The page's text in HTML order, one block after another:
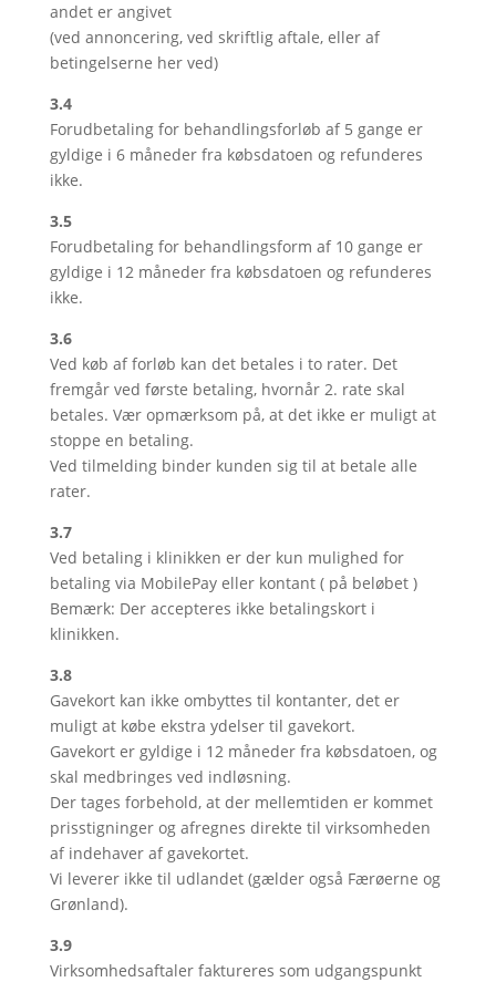
andet er angivet
(ved annoncering, ved skriftlig aftale, eller af
betingelserne her ved)
3.4
Forudbetaling for behandlingsforløb af 5 gange er
gyldige i 6 måneder fra købsdatoen og refunderes
ikke.
3.5
Forudbetaling for behandlingsform af 10 gange er
gyldige i 12 måneder fra købsdatoen og refunderes
ikke.
3.6
Ved køb af forløb kan det betales i to rater. Det
fremgår ved første betaling, hvornår 2. rate skal
betales. Vær opmærksom på, at det ikke er muligt at
stoppe en betaling.
Ved tilmelding binder kunden sig til at betale alle
rater.
3.7
Ved betaling i klinikken er der kun mulighed for
betaling via MobilePay eller kontant ( på beløbet )
Bemærk: Der accepteres ikke betalingskort i
klinikken.
3.8
Gavekort kan ikke ombyttes til kontanter, det er
muligt at købe ekstra ydelser til gavekort.
Gavekort er gyldige i 12 måneder fra købsdatoen, og
skal medbringes ved indløsning.
Der tages forbehold, at der mellemtiden er kommet
prisstigninger og afregnes direkte til virksomheden
af indehaver af gavekortet.
Vi leverer ikke til udlandet (gælder også Færøerne og
Grønland).
3.9
Virksomhedsaftaler faktureres som udgangspunkt